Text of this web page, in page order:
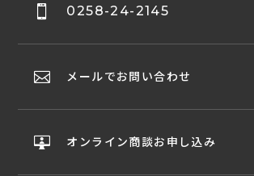
0258-24-2145
メールでお問い合わせ
オンライン商談お申し込み